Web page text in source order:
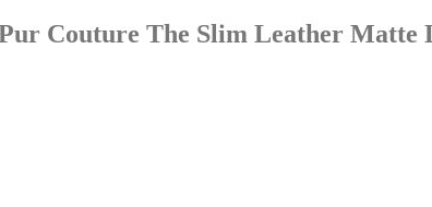
Couture The Slim Leather Matte